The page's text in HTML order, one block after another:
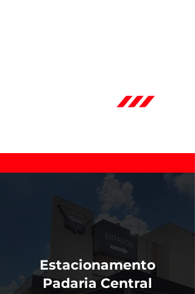
Estacionamento
Padaria Central